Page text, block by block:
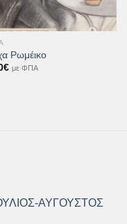
Ρωμέικο
€ με ΦΠΑ
ΑΥΓΟΥΣΤΟΣ